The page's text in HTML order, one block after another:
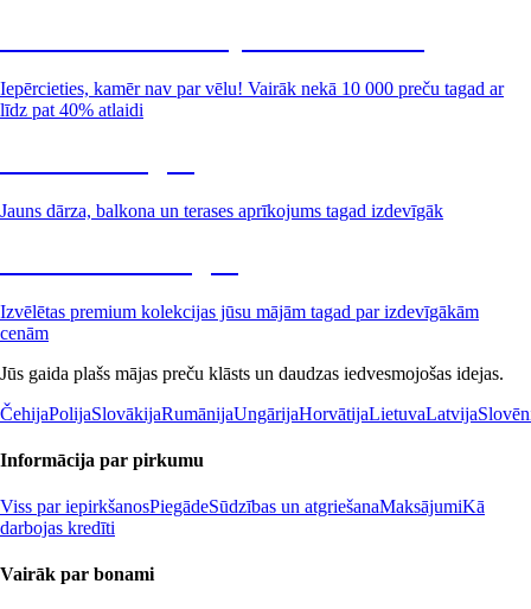
Iepērcieties, kamēr nav par vēlu! Vairāk nekā 10 000 preču tagad ar
līdz pat 40% atlaidi
Jauns dārza, balkona un terases aprīkojums tagad izdevīgāk
Izvēlētas premium kolekcijas jūsu mājām tagad par izdevīgākām
cenām
Jūs gaida plašs mājas preču klāsts un daudzas iedvesmojošas idejas.
ČehijaPolijaSlovākijaRumānijaUngārijaHorvātijaLietuvaLatvija
Informācija par pirkumu
Viss par iepirkšanosPiegādeSūdzības un atgriešanaMaksājumiKā
darbojas kredīti
Vairāk par bonami